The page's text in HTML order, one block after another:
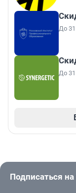
До 31
До 31
Подписаться